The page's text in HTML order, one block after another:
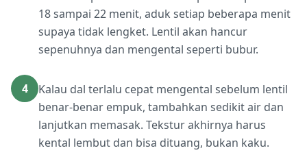
18 sampai 22 menit, aduk setiap beberapa menit
supaya tidak lengket. Lentil akan hancur
sepenuhnya dan mengental seperti bubur.
4
Kalau dal terlalu cepat mengental sebelum lentil
benar-benar empuk, tambahkan sedikit air dan
lanjutkan memasak. Tekstur akhirnya harus
kental lembut dan bisa dituang, bukan kaku.